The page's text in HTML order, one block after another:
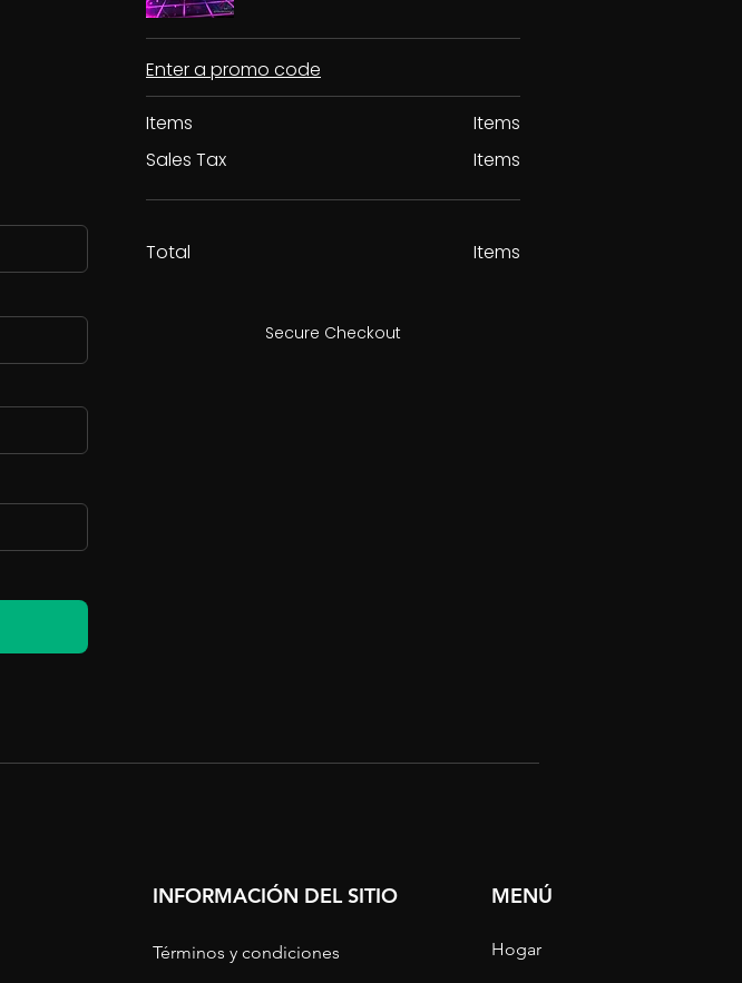
Enter a promo code
Items
Sales Tax
Items
Items
Total Items
Secure Checkout
INFORMACIÓN DEL SITIO
Términos y condiciones
MENÚ
Hogar